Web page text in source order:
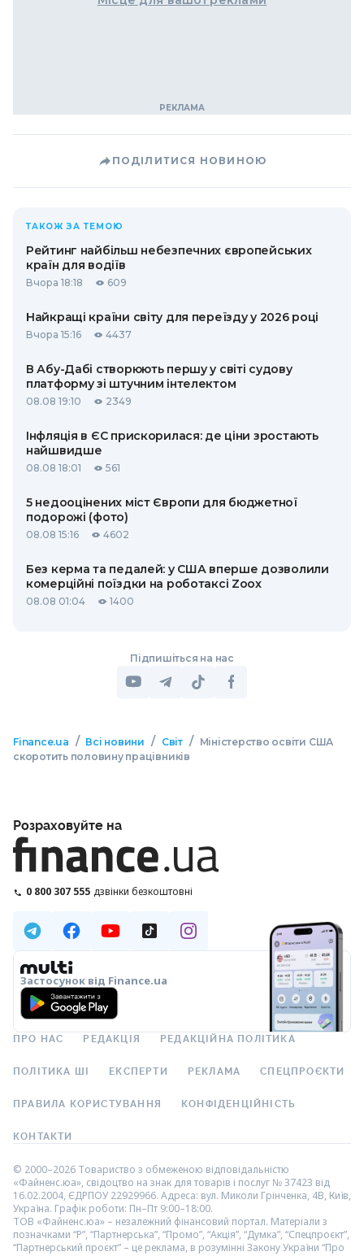
ПОДІЛИТИСЯ НОВИНОЮ
ТАКОЖ ЗА ТЕМОЮ
Рейтинг найбільш небезпечних європейських
країн для водіїв
Вчора 18:18 609
Найкращі країни світу для переїзду у 2026 році
Вчора 15:16 4437
В Абу-Дабі створюють першу у світі судову
платформу зі штучним інтелектом
08.08 19:10 2349
Інфляція в ЄС прискорилася: де ціни зростають
найшвидше
08.08 18:01 561
5 недооцінених міст Європи для бюджетної
подорожі (фото)
08.08 15:16 4602
Без керма та педалей: у США вперше дозволили
комерційні поїздки на роботаксі Zoox
08.08 01:04 1400
Підпишіться на нас
Finance.ua / Всі новини / Світ /
Міністерство освіти США
скоротить половину працівників
Розраховуйте на
0 800 307 555 дзвінки безкоштовні
Застосунок від Finance.ua
ПРО НАС РЕДАКЦІЯ РЕДАКЦІЙНА ПОЛІТИКА
ПОЛІТИКА ШІ ЕКСПЕРТИ РЕКЛАМА СПЕЦПРОЄКТИ
ПРАВИЛА КОРИСТУВАННЯ КОНФІДЕНЦІЙНІСТЬ
КОНТАКТИ
© 2000–2026 Товариство з обмеженою відповідальністю
«Файненс.юа», свідоцтво на знак для товарів і послуг № 37423 від
16.02.2004, ЄДРПОУ 22929966. Адреса: вул. Миколи Грінченка, 4В, Київ,
Україна. Графік роботи: Пн–Пт 9:00–18:00.
ТОВ «Файненс.юа» – незалежний фінансовий портал. Матеріали з
позначками “Р”, “Партнерська”, “Промо”, “Акція”, “Думка”, “Спецпроєкт”,
“Партнерський проєкт” – це реклама, в розумінні Закону України “Про